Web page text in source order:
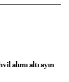
alımı altı ayın